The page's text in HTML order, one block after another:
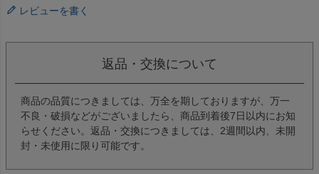
レビューを書く
返品・交換について
商品の品質につきましては、万全を期しておりますが、万一
不良・破損などがございましたら、商品到着後7日以内にお知
らせください。返品・交換につきましては、2週間以内、未開
封・未使用に限り可能です。